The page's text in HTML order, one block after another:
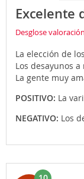
Excelente
Desglose valoración
La elección de
Los desayunos
La gente muy
POSITIVO: La
NEGATIVO: Los